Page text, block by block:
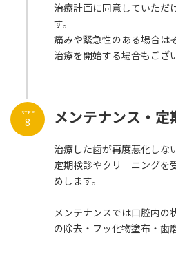
治療計画に同意していただ
す。
痛みや緊急性のある場合は
治療を開始する場合もござ
メンテナンス・定
治療した歯が再度悪化しな
定期検診やクリ－ニングを
めします。
メンテナンスでは口腔内の
の除去・フッ化物塗布・歯
STEP
8